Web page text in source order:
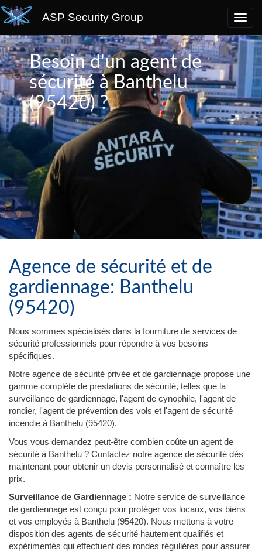
ASP Security Group
Besoin d'un agent de
sécurité à Banthelu
(95420) ?
Agence de sécurité et de
gardiennage: Banthelu
(95420)
Nous sommes spécialisés dans la fourniture de services de
sécurité professionnels pour répondre à vos besoins
spécifiques.
Notre agence de sécurité privée et de gardiennage propose une
gamme complète de prestations de sécurité, telles que la
surveillance de gardiennage, l'agent de cynophile, l'agent de
rondier, l'agent de prévention des vols et l'agent de sécurité
incendie à Banthelu (95420).
Vous vous demandez peut-être combien coûte un agent de
sécurité à Banthelu ? Contactez notre agence de sécurité dès
maintenant pour obtenir un devis personnalisé et connaître les
prix.
Surveillance de Gardiennage : Notre service de surveillance
de gardiennage est conçu pour protéger vos locaux, vos biens
et vos employés à Banthelu (95420). Nous mettons à votre
disposition des agents de sécurité hautement qualifiés et
expérimentés qui effectuent des rondes régulières pour assurer